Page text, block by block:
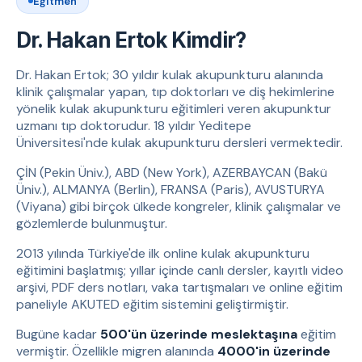
Dr. Hakan Ertok Kimdir?
Dr. Hakan Ertok; 30 yıldır kulak akupunkturu alanında
klinik çalışmalar yapan, tıp doktorları ve diş hekimlerine
yönelik kulak akupunkturu eğitimleri veren akupunktur
uzmanı tıp doktorudur. 18 yıldır Yeditepe
Üniversitesi'nde kulak akupunkturu dersleri vermektedir.
ÇİN (Pekin Üniv.), ABD (New York), AZERBAYCAN (Bakü
Üniv.), ALMANYA (Berlin), FRANSA (Paris), AVUSTURYA
(Viyana) gibi birçok ülkede kongreler, klinik çalışmalar ve
gözlemlerde bulunmuştur.
2013 yılında Türkiye'de ilk online kulak akupunkturu
eğitimini başlatmış; yıllar içinde canlı dersler, kayıtlı video
arşivi, PDF ders notları, vaka tartışmaları ve online eğitim
paneliyle AKUTED eğitim sistemini geliştirmiştir.
Bugüne kadar 500'ün üzerinde meslektaşınaeğitim
vermiştir. Özellikle migren alanında 4000'in üzerinde